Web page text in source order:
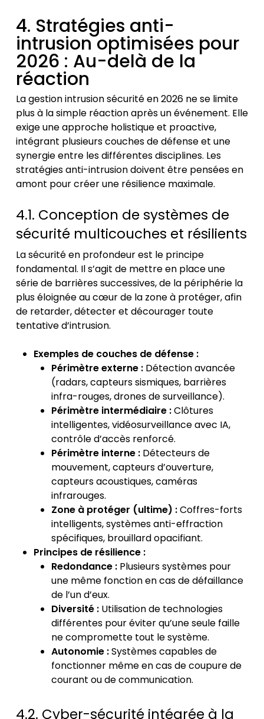
4. Stratégies anti-
intrusion optimisées pour
2026 : Au-delà de la
réaction
Lagestion intrusion sécuritéen 2026 ne se limite
plus à la simple réaction après un événement. Elle
exige une approche holistique et proactive,
intégrant plusieurs couches de défense et une
synergie entre les différentes disciplines. Les
stratégies anti-intrusiondoivent être pensées en
amont pour créer une résilience maximale.
4.1. Conception de systèmes de
sécurité multicouches et résilients
La sécurité en profondeur est le principe
fondamental. Il s’agit de mettre en place une
série de barrières successives, de la périphérie la
plus éloignée au cœur de la zone à protéger, afin
de retarder, détecter et décourager toute
tentative d’intrusion.
Exemples de couches de défense :
Périmètre externe :Détection avancée
(radars, capteurs sismiques, barrières
infra-rouges, drones de surveillance).
Périmètre intermédiaire :Clôtures
intelligentes, vidéosurveillance avec IA,
contrôle d’accès renforcé.
Périmètre interne :Détecteurs de
mouvement, capteurs d’ouverture,
capteurs acoustiques, caméras
infrarouges.
Zone à protéger (ultime) :Coffres-forts
intelligents, systèmes anti-effraction
spécifiques, brouillard opacifiant.
Principes de résilience :
Redondance :Plusieurs systèmes pour
une même fonction en cas de défaillance
de l’un d’eux.
Diversité :Utilisation de technologies
différentes pour éviter qu’une seule faille
ne compromette tout le système.
Autonomie :Systèmes capables de
fonctionner même en cas de coupure de
courant ou de communication.
4.2. Cyber-sécurité intégrée à la